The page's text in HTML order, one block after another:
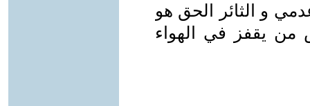
و الثائر الحق هو
من يقفز في الهواء